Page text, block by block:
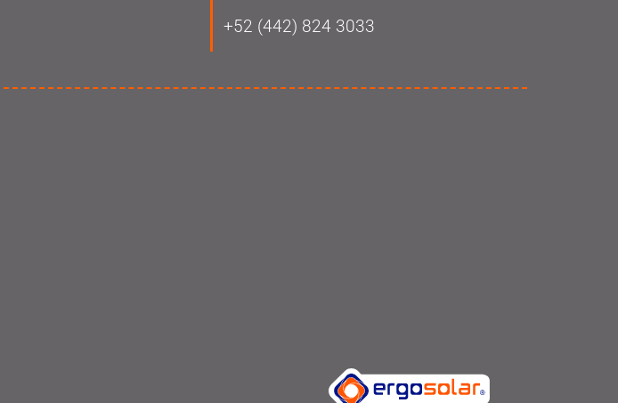
+52 (442) 824 3033